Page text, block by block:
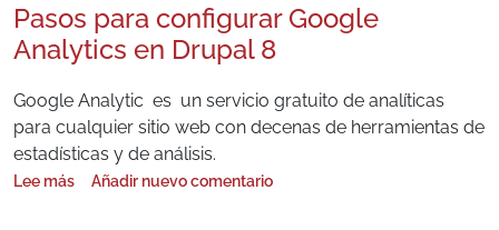
r
ú
Pasos para configurar Google
Analytics en Drupal 8
Google Analytic es un servicio gratuito de analíticas
para cualquier sitio web con decenas de herramientas de
estadísticas y de análisis.
Lee más
sobre Pasos para configurar Google Analytics en Drupal 8
Añadir nuevo comentario